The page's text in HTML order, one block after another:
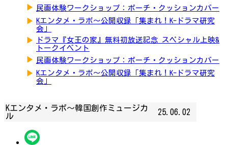
▶ 民画体験ワークショップ：ポーチ・クッションカバー
▶ Kエンタメ・ラボ～公開収録「集まれ！K-ドラマ研究
会」
▶
ドラマ『女王の家』無料初放送記念 スペシャル上映&
トークイベント
▶ 民画体験ワークショップ：ポーチ・クッションカバー
▶ Kエンタメ・ラボ～公開収録「集まれ！K-ドラマ研究
会」
Kエンタメ・ラボ～韓国創作ミュージカ
ル
25.06.02